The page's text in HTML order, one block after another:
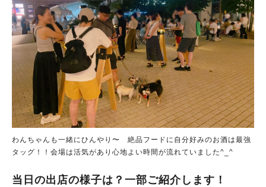
わんちゃんも一緒にひんやり〜 絶品フードに自分好みのお酒は最強
タッグ！！会場は活気があり心地よい時間が流れていました^_^
当日の出店の様子は？一部ご紹介します！